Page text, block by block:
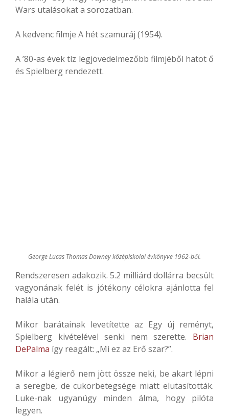
Wars utalásokat a sorozatban.
A kedvenc filmje A hét szamuráj (1954).
A ’80-as évek tíz legjövedelmezőbb filmjéből hatot ő
és Spielberg rendezett.
George Lucas Thomas Downey középiskolai évkönyve 1962-ből.
Rendszeresen adakozik. 5.2 milliárd dollárra becsült
vagyonának felét is jótékony célokra ajánlotta fel
halála után.
Mikor barátainak levetítette az Egy új reményt,
Spielberg kivételével senki nem szerette. Brian
DePalma így reagált: „Mi ez az Erő szar?”.
Mikor a légierő nem jött össze neki, be akart lépni
a seregbe, de cukorbetegsége miatt elutasították.
Luke-nak ugyanúgy minden álma, hogy pilóta
legyen.